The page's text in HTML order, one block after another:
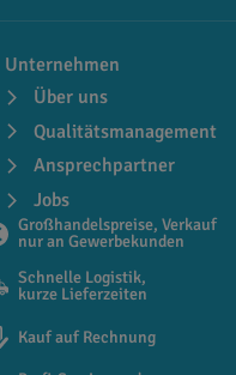
Unternehmen
Über uns
Qualitätsmanagement
Ansprechpartner
Jobs
Großhandelspreise, Verkauf
nur an Gewerbekunden
Schnelle Logistik,
kurze Lieferzeiten
Kauf auf Rechnung